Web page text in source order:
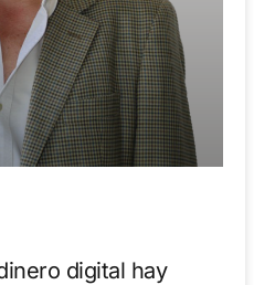
digital hay